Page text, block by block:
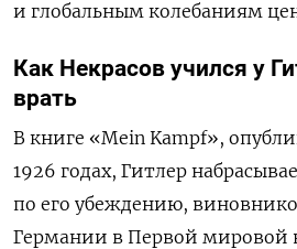
и глобальным колебаниям
Как Некрасов учился у
врать
В книге «Mein Kampf»,
1926 годах, Гитлер
по его убеждению,
Германии в Первой мировой